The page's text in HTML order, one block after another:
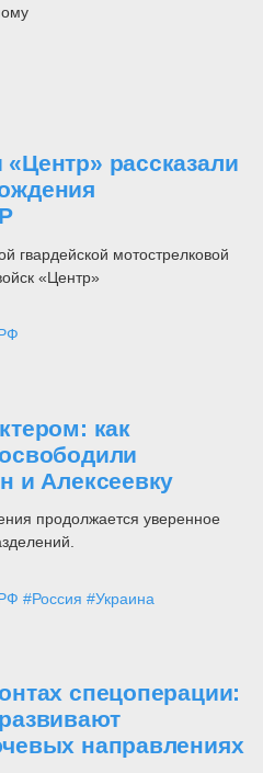
рассказали
гвардейской мотострелковой
«Центр»
как
и Алексеевку
продолжается уверенное
#Россия #Украина
спецоперации:
направлениях